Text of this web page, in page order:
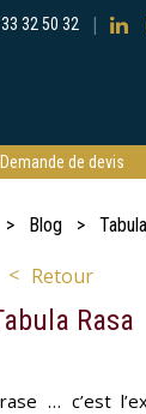
32 50 32
Demande de devis
Blog
Retour
Rasa
… c’est